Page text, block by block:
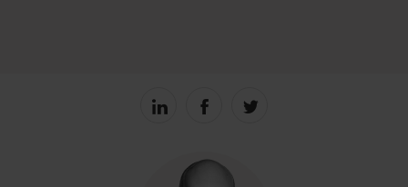
Share
Share
Share